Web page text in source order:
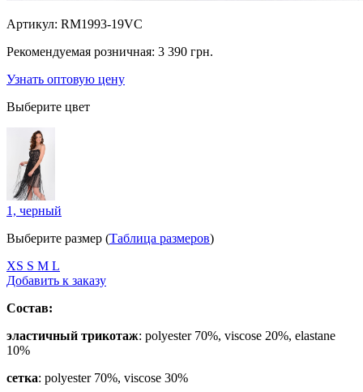
Артикул: RM1993-19VC
Рекомендуемая розничная: 3 390 грн.
Узнать оптовую цену
Выберите цвет
1, черный
Выберите размер (Таблица размеров)
ХS S M L
Добавить к заказу
Состав:
эластичный трикотаж: polyester 70%, viscose 20%, elastane
10%
сетка: polyester 70%, viscose 30%